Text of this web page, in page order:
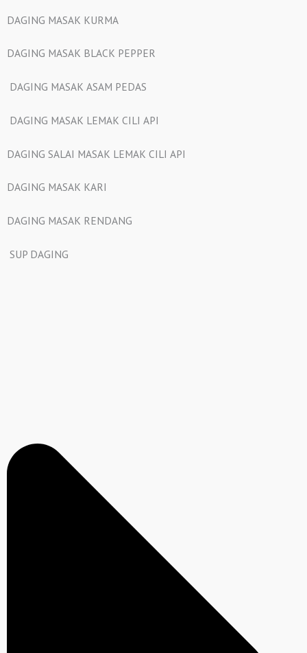
DAGING MASAK KURMA
DAGING MASAK BLACK PEPPER
DAGING MASAK ASAM PEDAS
DAGING MASAK LEMAK CILI API
DAGING SALAI MASAK LEMAK CILI API
DAGING MASAK KARI
DAGING MASAK RENDANG
SUP DAGING